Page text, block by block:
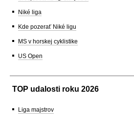
Niké liga
Kde pozerať Niké ligu
MS v horskej cyklistike
US Open
TOP udalosti roku 2026
Liga majstrov